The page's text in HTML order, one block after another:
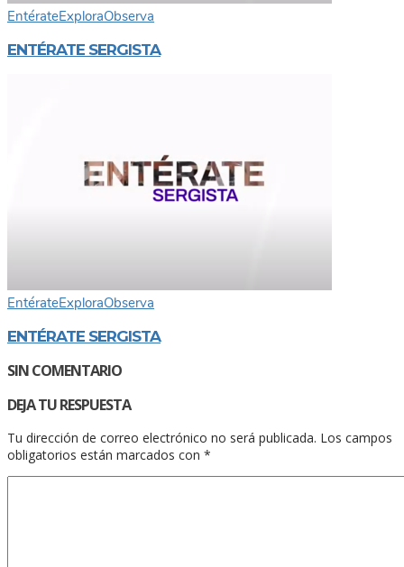
EntérateExploraObserva
ENTÉRATE SERGISTA
EntérateExploraObserva
ENTÉRATE SERGISTA
SIN COMENTARIO
DEJA TU RESPUESTA
Tu dirección de correo electrónico no será publicada. Los campos
obligatorios están marcados con *